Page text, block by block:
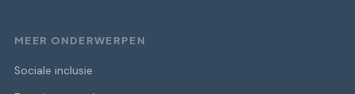
MEER ONDERWERPEN
Sociale inclusie